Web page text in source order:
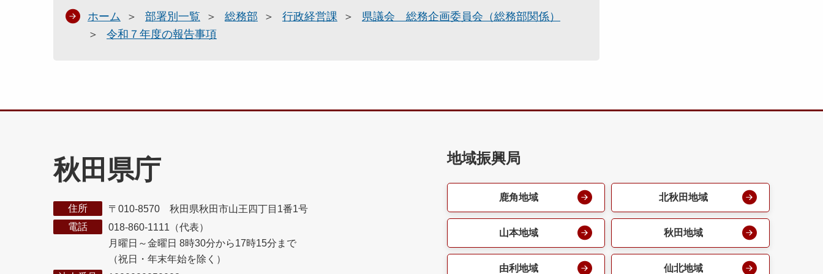
ホーム 部署別一覧 総務部 行政経営課
県議会 総務企画委員会（総務部関係）
令和７年度の報告事項
秋田県庁
住所
〒010-8570 秋田県秋田市山王四丁目1番1号
電話
018-860-1111（代表）
月曜日～金曜日 8時30分から17時15分まで
（祝日・年末年始を除く）
地域振興局
鹿角地域 北秋田地域
山本地域 秋田地域
由利地域 仙北地域